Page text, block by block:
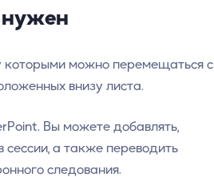
нужен
которыми можно перемещаться с
внизу листа.
Вы можете добавлять,
а также переводить
следования.